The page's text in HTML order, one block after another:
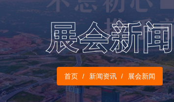
展会新闻
首页 新闻资讯 展会新闻